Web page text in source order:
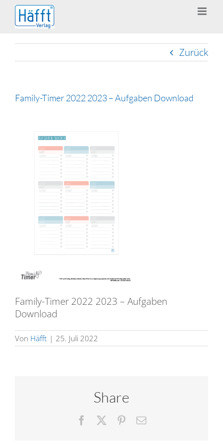
Zum
Inhalt
springen
Zurück
Family-Timer 2022 2023 – Aufgaben Download
Family-Timer 2022 2023 – Aufgaben
Download
Von Häfft | 25. Juli 2022
Share
Facebook Pinterest
E-